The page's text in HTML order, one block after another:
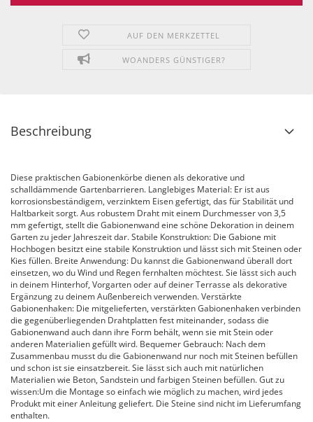
AUF DEN MERKZETTEL
WOANDERS GÜNSTIGER?
Beschreibung
Diese praktischen Gabionenkörbe dienen als dekorative und
schalldämmende Gartenbarrieren. Langlebiges Material: Er ist aus
korrosionsbeständigem, verzinktem Eisen gefertigt, das für Stabilität und
Haltbarkeit sorgt. Aus robustem Draht mit einem Durchmesser von 3,5
mm gefertigt, stellt die Gabionenwand eine schöne Dekoration in deinem
Garten zu jeder Jahreszeit dar. Stabile Konstruktion: Die Gabione mit
Hochbogen besitzt eine stabile Konstruktion und lässt sich mit Steinen oder
Kies füllen. Breite Anwendung: Du kannst die Gabionenwand überall dort
einsetzen, wo du Wind und Regen fernhalten möchtest. Sie lässt sich auch
in deinem Hinterhof, Vorgarten oder auf deiner Terrasse als dekorative
Ergänzung zu deinem Außenbereich verwenden. Verstärkte
Gabionenhaken: Die mitgelieferten, verstärkten Gabionenhaken verbinden
die gegenüberliegenden Drahtplatten fest miteinander, sodass die
Gabionenwand auch dann ihre Form behält, wenn sie mit Stein oder
anderen Materialien gefüllt wird. Bequemer Gebrauch: Nach dem
Zusammenbau musst du die Gabionenwand nur noch mit Steinen befüllen
und schon ist sie einsatzbereit. Sie lässt sich auch mit natürlichen
Materialien wie Beton, Sandstein und farbigen Steinen befüllen. Gut zu
wissen:Um die Montage so einfach wie möglich zu machen, wird jedes
Produkt mit einer Anleitung geliefert. Die Steine sind nicht im Lieferumfang
enthalten.